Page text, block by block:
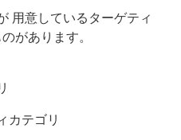
用意しているターゲティ
があります。
カテゴリ